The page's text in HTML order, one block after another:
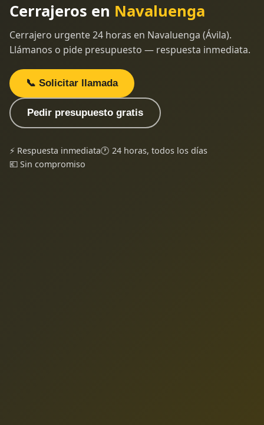
Cerrajeros en Navaluenga
Cerrajero urgente 24 horas en Navaluenga (Ávila).
Llámanos o pide presupuesto — respuesta inmediata.
📞 Solicitar llamada
Pedir presupuesto gratis
⚡ Respuesta inmediata🕐 24 horas, todos los días
💶 Sin compromiso